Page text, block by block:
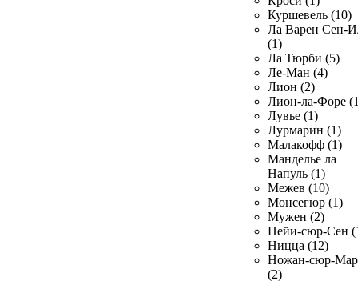
Куршевель (10)
Ла Варен Сен-
(1)
Ла Тюрби (5)
Ле-Ман (4)
Лион (2)
Лион-ла-Форе
Лувье (1)
Лурмарин (1)
Малакофф (1)
Манделье ла
Напуль (1)
Межев (10)
Монсегюр (1)
Мужен (2)
Нейи-сюр-Сен
Ницца (12)
Ножан-сюр-
(2)